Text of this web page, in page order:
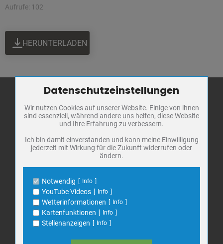
Aufrufe: 102
HERUNTERLADEN
Stadt Bad
Frankenhausen
Markt 1
06567 Bad Frankenhausen
E-Mail:info@bad-frankenhausen.de
Search
for:
Zum Betrieb der Seite notwendige Cookies / Drittanbieter:
Name
PHP Session Cookie
Anbieter
Eigentümer dieser Website
Schutz
Cookie Name
PHPSESSID, fe_typo_user
Name
Cookiespeicherung Entscheidungscookie
Anbieter
Eigentümer dieser Website
Zweck
Speichert die Einstellungen der Besucher
bezüglich der Speicherung von Cookies.
Cookie Name
dywc
1 Jahr
Datenschutzeinstellungen
Wir nutzen Cookies auf unserer Website. Einige von ihnen
sind essenziell, während andere uns helfen, diese Website
und Ihre Erfahrung zu verbessern.
Ich bin damit einverstanden und kann meine Einwilligung
jederzeit mit Wirkung für die Zukunft widerrufen oder
ändern.
Notwendig Info
YouTube Videos Info
Wetterinformationen Info
Kartenfunktionen Info
Stellenanzeigen Info